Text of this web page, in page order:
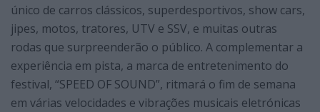
único de carros clássicos, superdesportivos, show cars,
jipes, motos, tratores, UTV e SSV, e muitas outras
rodas que surpreenderão o público. A complementar a
experiência em pista, a marca de entretenimento do
festival, “SPEED OF SOUND”, ritmará o fim de semana
em várias velocidades e vibrações musicais eletrónicas